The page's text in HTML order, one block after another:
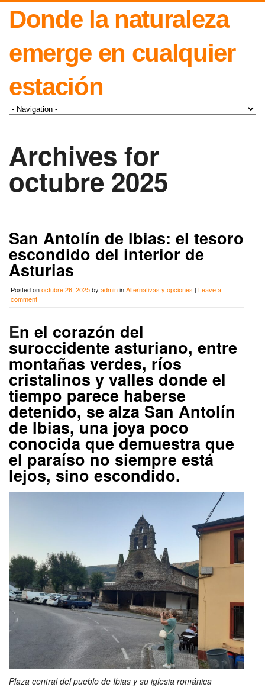
Donde la naturaleza
emerge en cualquier
estación
Archives for
octubre 2025
San Antolín de Ibias: el tesoro
escondido del interior de
Asturias
Posted onoctubre 26, 2025by admininAlternativas y opciones | Leave a
comment
En el corazón del
suroccidente asturiano, entre
montañas verdes, ríos
cristalinos y valles donde el
tiempo parece haberse
detenido, se alza San Antolín
de Ibias, una joya poco
conocida que demuestra que
el paraíso no siempre está
lejos, sino escondido.
Plaza central del pueblo de Ibias y su iglesia románica